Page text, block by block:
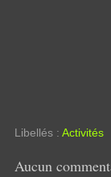
Libellés : Activités
Aucun